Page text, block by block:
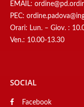
EMAIL:
PEC:
Orari: Lun. – Giov. :
Ven.: 10.00-13.30
SOCIAL
Facebook